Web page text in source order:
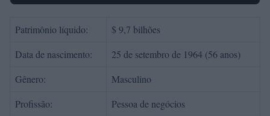
Patrimônio líquido:
$ 9,7 bilhões
Data de nascimento:
25 de setembro de 1964 (56 anos)
Gênero:
Masculino
Profissão:
Pessoa de negócios